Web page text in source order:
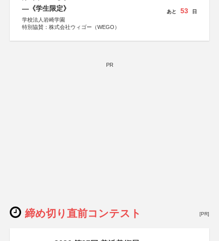
―《学生限定》
学校法人岩崎学園
特別協賛：株式会社ウィゴー（WEGO）
あと 53 日
PR
締め切り直前コンテスト [PR]